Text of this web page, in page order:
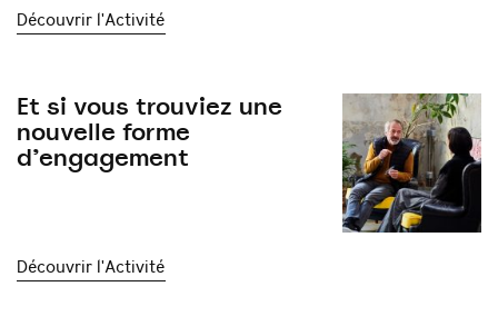
Découvrir l'Activité
Et si vous trouviez une
nouvelle forme
d’engagement
Découvrir l'Activité